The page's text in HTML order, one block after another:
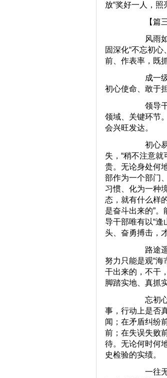
放“奖好一人，照
【篇三
风雨如磐
固深化“不忘初
前、作表率，既
成一级抓
初心使命、敢于
领导干部
领域、关键环节
会兴旺发达。
初心易得
失，“稍不注意
贵。无论身处何
部作为一个部门
习惯、化为一种
态，就有什么样
是奋斗出来的”
导干部唯有以“逢
头、奋勇搏击，
路途遥远
努力只能是观“海
干出来的，不干
脚踏实地、真抓
忘初心”，
事，行动上是否
闻；在矛盾纠纷
前；在失误失败
待。无论何时何
史检验的实绩。
一往无前